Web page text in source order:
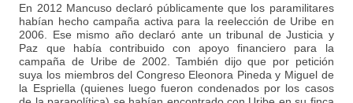
En 2012 Mancuso declaró públicamente que los paramilitares
habían hecho campaña activa para la reelección de Uribe en
2006. Ese mismo año declaró ante un tribunal de Justicia y
Paz que había contribuido con apoyo financiero para la
campaña de Uribe de 2002. También dijo que por petición
suya los miembros del Congreso Eleonora Pineda y Miguel de
la Espriella (quienes luego fueron condenados por los casos